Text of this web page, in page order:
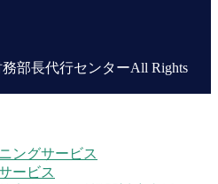
務部長代行センターAll Rights
ングサービス
ービス